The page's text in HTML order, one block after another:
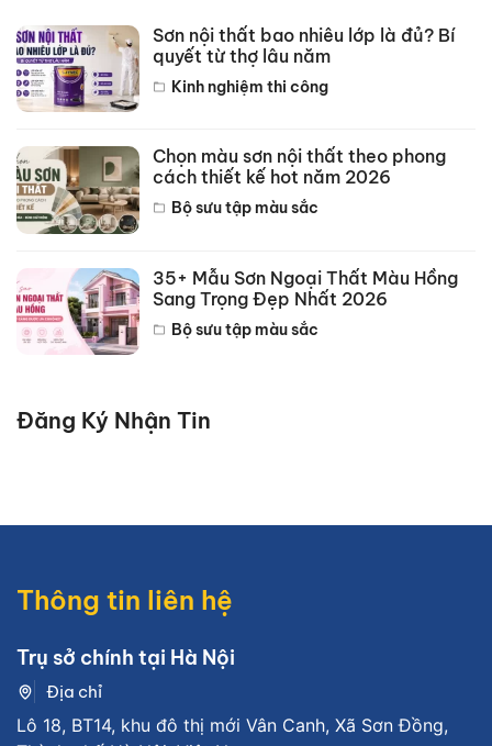
Sơn nội thất bao nhiêu lớp là đủ? Bí
quyết từ thợ lâu năm
Kinh nghiệm thi công
Chọn màu sơn nội thất theo phong
cách thiết kế hot năm 2026
Bộ sưu tập màu sắc
35+ Mẫu Sơn Ngoại Thất Màu Hồng
Sang Trọng Đẹp Nhất 2026
Bộ sưu tập màu sắc
Đăng Ký Nhận Tin
Thông tin liên hệ
Trụ sở chính tại Hà Nội
Địa chỉ
Lô 18, BT14, khu đô thị mới Vân Canh, Xã Sơn Đồng,